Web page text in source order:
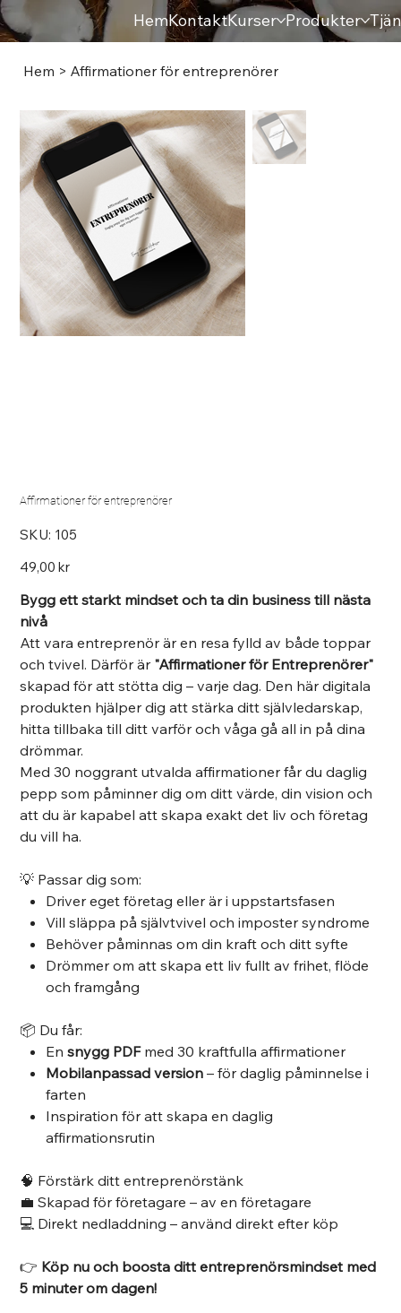
HemKontaktKurser Produkter
Hem > Affirmationer för entreprenörer
Affirmationer för entreprenörer
SKU: SKU
105
105
Pris
49,00 kr
Bygg ett starkt mindset och ta din business till nästa
nivå
Att vara entreprenör är en resa fylld av både toppar
och tvivel. Därför är "Affirmationer för Entreprenörer"
skapad för att stötta dig – varje dag. Den här digitala
produkten hjälper dig att stärka ditt självledarskap,
hitta tillbaka till ditt varför och våga gå all in på dina
drömmar.
Med 30 noggrant utvalda affirmationer får du daglig
pepp som påminner dig om ditt värde, din vision och
att du är kapabel att skapa exakt det liv och företag
du vill ha.
💡 Passar dig som:
Driver eget företag eller är i uppstartsfasen
Vill släppa på självtvivel och imposter syndrome
Behöver påminnas om din kraft och ditt syfte
Drömmer om att skapa ett liv fullt av frihet, flöde
och framgång
📦 Du får:
Ensnygg PDFmed 30 kraftfulla affirmationer
Mobilanpassad version – för daglig påminnelse i
farten
Inspiration för att skapa en daglig
affirmationsrutin
🧠 Förstärk ditt entreprenörstänk
💼 Skapad för företagare – av en företagare
💻 Direkt nedladdning – använd direkt efter köp
👉 Köp nu och boosta ditt entreprenörsmindset med
5 minuter om dagen!